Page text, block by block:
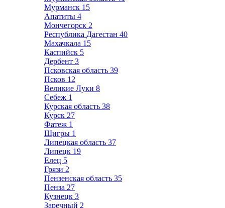
Мурманск 15
Апатиты 4
Мончегорск 2
Республика Дагестан 40
Махачкала 15
Каспийск 5
Дербент 3
Псковская область 39
Псков 12
Великие Луки 8
Себеж 1
Курская область 38
Курск 27
Фатеж 1
Щигры 1
Липецкая область 37
Липецк 19
Елец 5
Грязи 2
Пензенская область 35
Пенза 27
Кузнецк 3
Заречный 2